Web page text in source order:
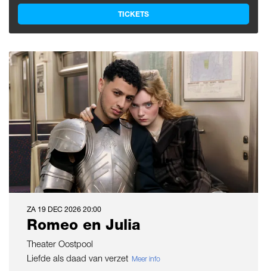
TICKETS
Romeo en Julia
Theater Oostpool
ZA 19 DEC 2026 20:00
Liefde als daad van verzet Meer info